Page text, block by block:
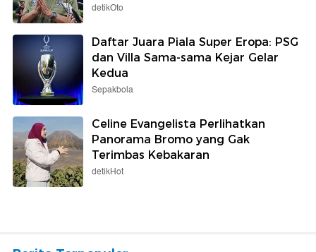
detikOto
Daftar Juara Piala Super Eropa: PSG
dan Villa Sama-sama Kejar Gelar
Kedua
Sepakbola
Celine Evangelista Perlihatkan
Panorama Bromo yang Gak
Terimbas Kebakaran
detikHot